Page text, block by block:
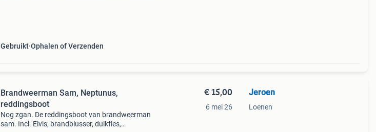
Gebruikt Ophalen of Verzenden
Brandweerman Sam, Neptunus,
reddingsboot
Nog zgan. De reddingsboot van brandweerman
sam. Incl. Elvis, brandblusser, duikfles,
€ 15,00
6 mei 26
Jeroen
Loenen